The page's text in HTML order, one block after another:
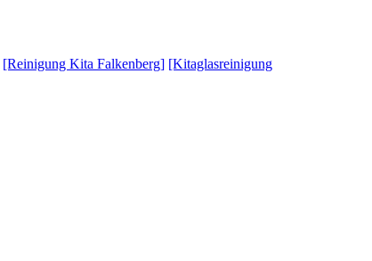
[Reinigung Kita Falkenberg] [Kitaglasreinigung